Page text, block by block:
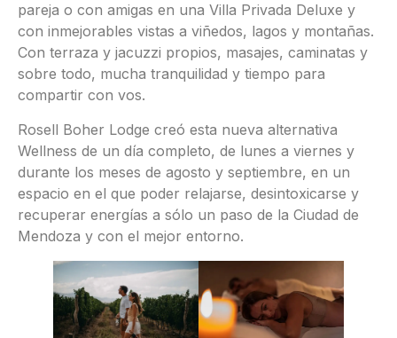
pareja o con amigas en una Villa Privada Deluxe y
con inmejorables vistas a viñedos, lagos y montañas.
Con terraza y jacuzzi propios, masajes, caminatas y
sobre todo, mucha tranquilidad y tiempo para
compartir con vos.
Rosell Boher Lodge creó esta nueva alternativa
Wellness de un día completo, de lunes a viernes y
durante los meses de agosto y septiembre, en un
espacio en el que poder relajarse, desintoxicarse y
recuperar energías a sólo un paso de la Ciudad de
Mendoza y con el mejor entorno.